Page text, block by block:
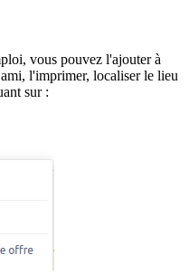
vous pouvez l'ajouter à
l'imprimer, localiser le lieu
sur :